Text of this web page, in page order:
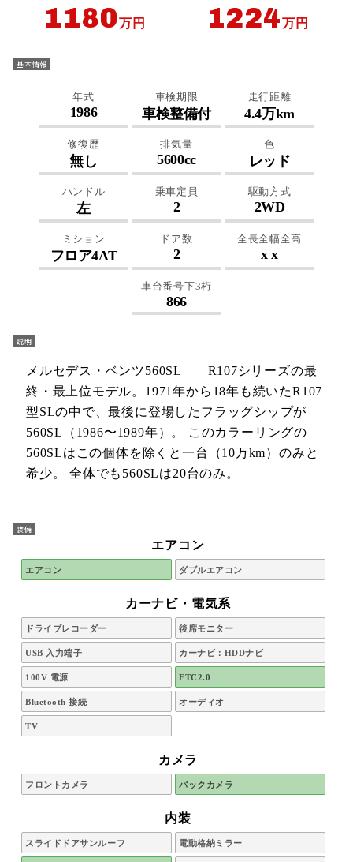
1180万円 1224万円
年式
1986
車検期限
車検整備付
走行距離
4.4万km
修復歴
無し
排気量
5600cc
色
レッド
ハンドル
左
乗車定員
2
駆動方式
2WD
ミション
フロア4AT
ドア数
2
全長全幅全高
x x
車台番号下3桁
866
メルセデス・ベンツ560SL R107シリーズの最
終・最上位モデル。1971年から18年も続いたR107
型SLの中で、最後に登場したフラッグシップが
560SL（1986〜1989年）。 このカラーリングの
560SLはこの個体を除くと一台（10万km）のみと
希少。 全体でも560SLは20台のみ。
エアコン
エアコン ダブルエアコン
カーナビ・電気系
ドライブレコーダー 後席モニター
USB 入力端子 カーナビ：HDDナビ
100V 電源 ETC2.0
Bluetooth 接続 オーディオ
TV
カメラ
フロントカメラ バックカメラ
内装
スライドドアサンルーフ 電動格納ミラー